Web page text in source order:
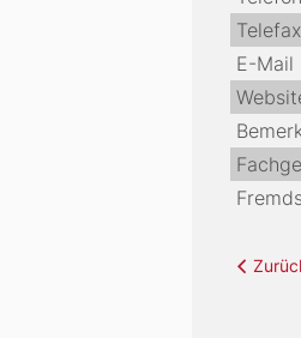
Telefax
E-Mail